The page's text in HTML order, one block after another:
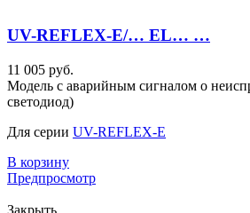
UV-REFLEX-E/… EL… …
11 005 руб.
Модель с аварийным сигналом о
светодиод)
Для серии UV-REFLEX-E
В корзину
Предпросмотр
Закрыть